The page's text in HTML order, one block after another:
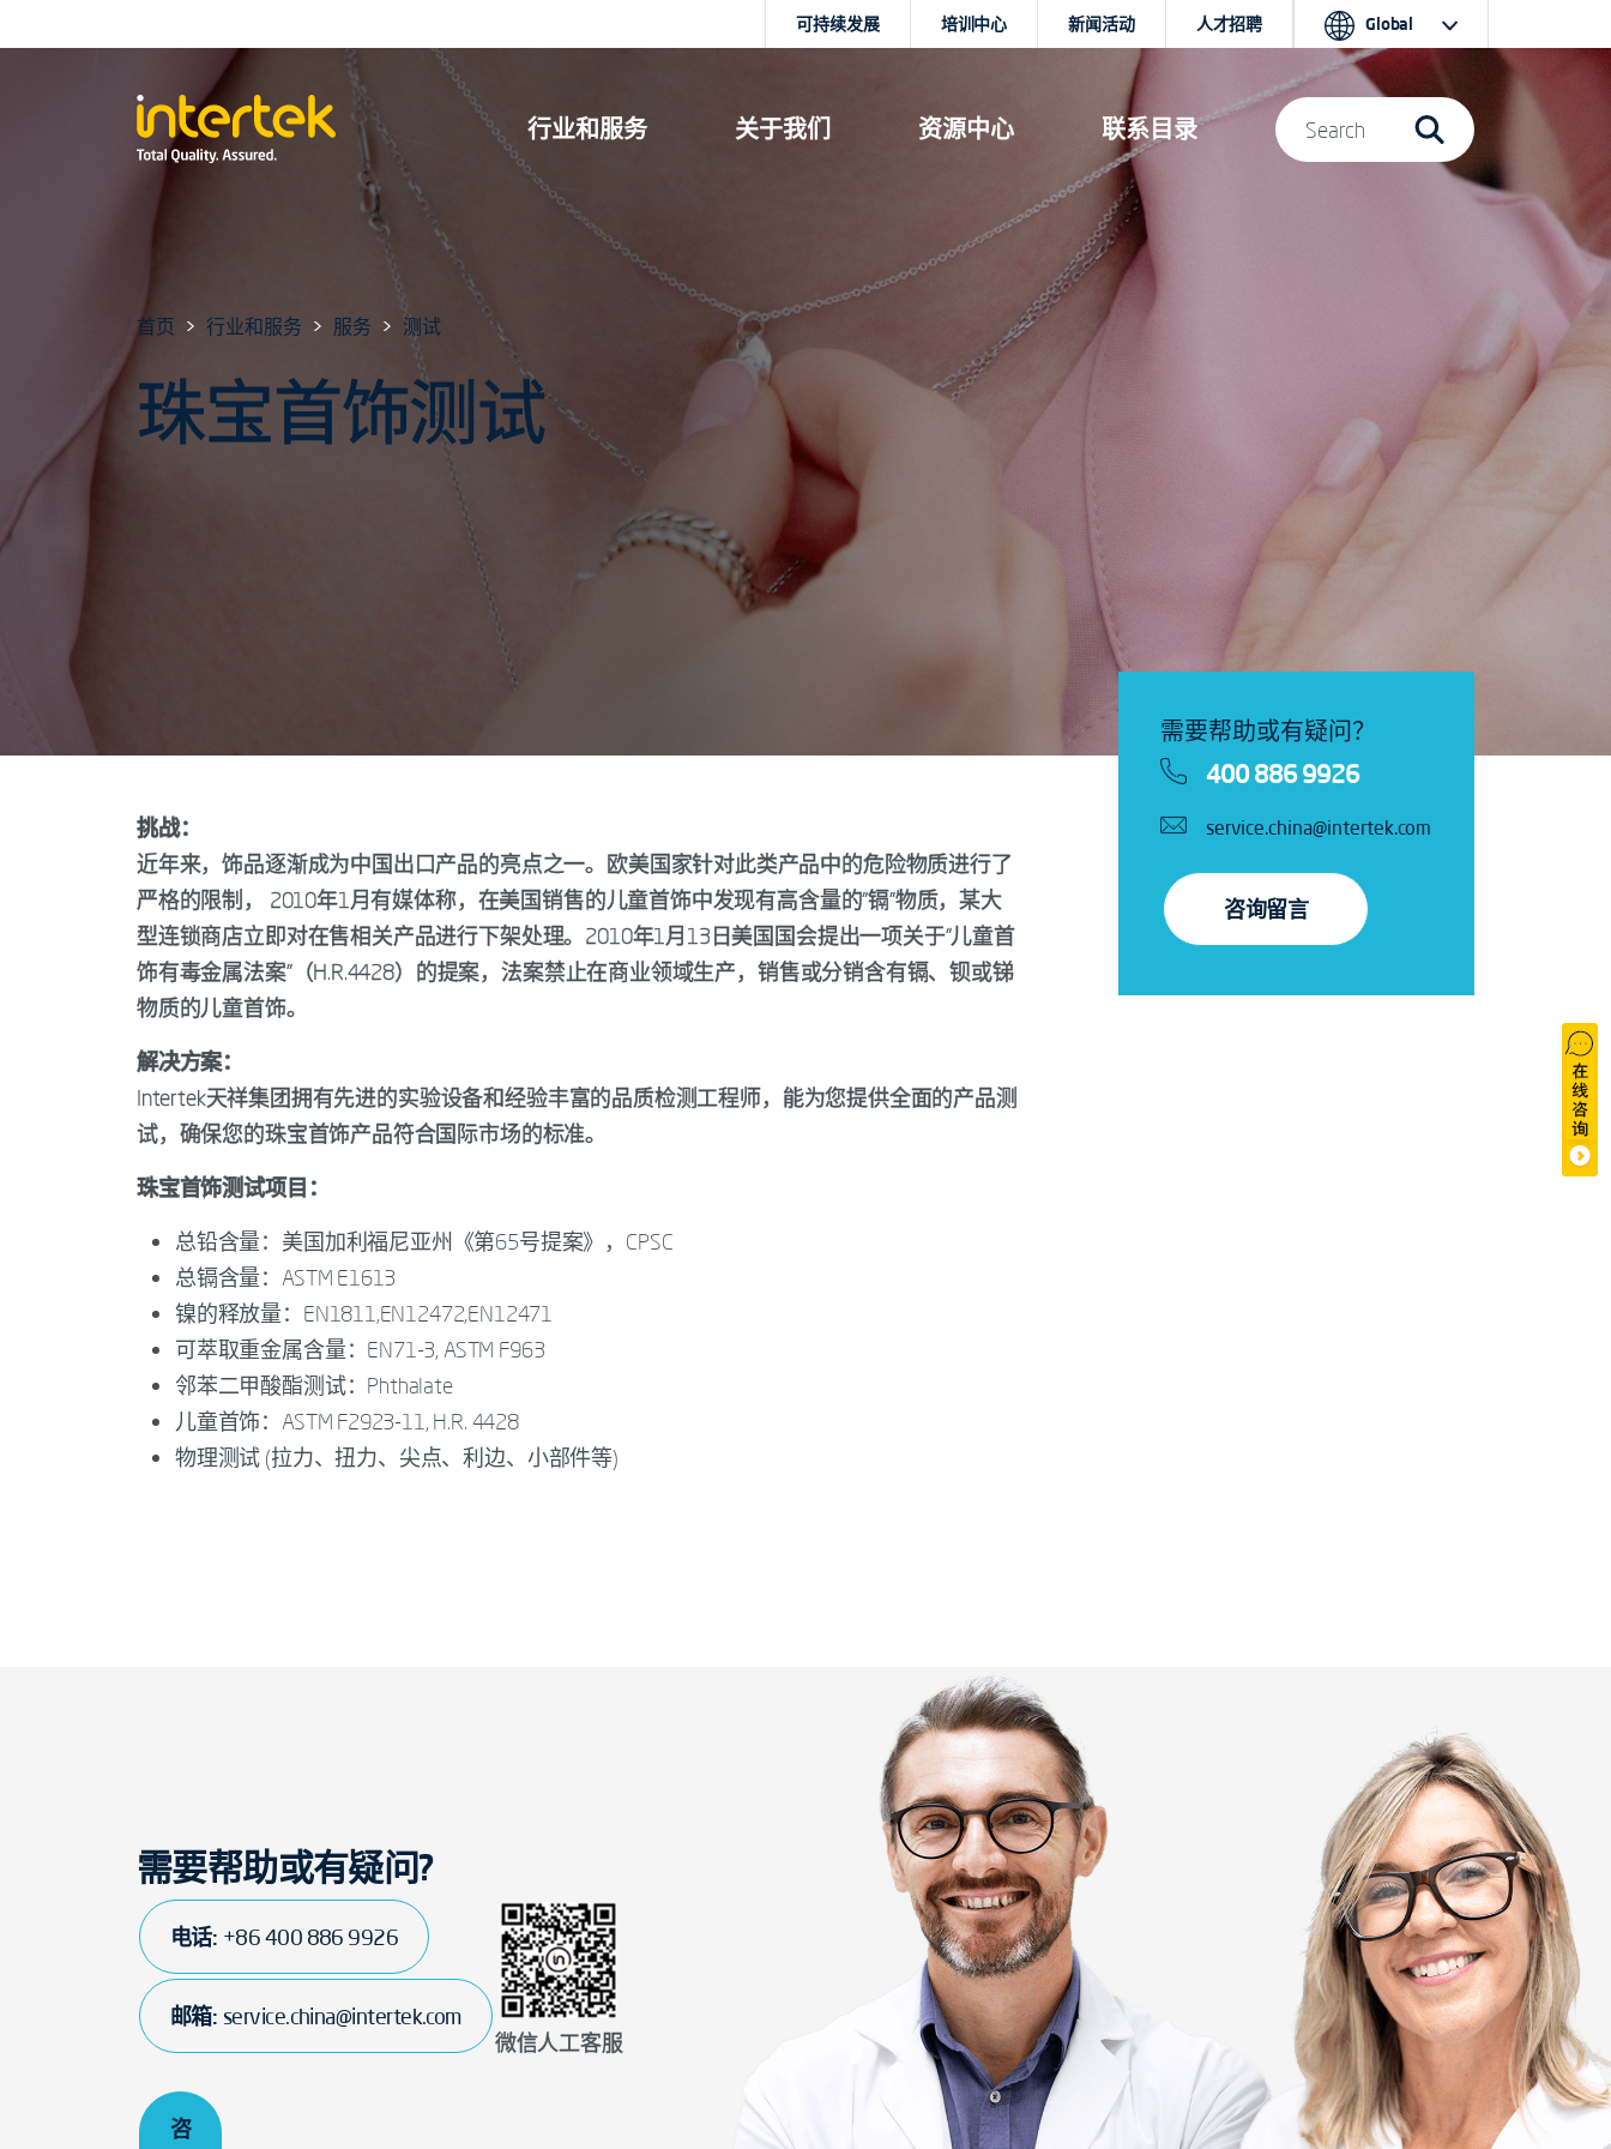
行业和服务 关于我们 资源中心 联系目录
可持续发展 培训中心 新闻活动 人才招聘 Global
Search
首页 行业和服务 服务 测试
珠宝首饰测试
挑战：
近年来，饰品逐渐成为中国出口产品的亮点之一。欧美国家针对此类产品中的危险物质进行了
严格的限制， 2010年1月有媒体称，在美国销售的儿童首饰中发现有高含量的“镉”物质，某大
型连锁商店立即对在售相关产品进行下架处理。2010年1月13日美国国会提出一项关于“儿童首
饰有毒金属法案”（H.R.4428）的提案，法案禁止在商业领域生产，销售或分销含有镉、钡或锑
物质的儿童首饰。
解决方案：
Intertek天祥集团拥有先进的实验设备和经验丰富的品质检测工程师，能为您提供全面的产品测
试，确保您的珠宝首饰产品符合国际市场的标准。
珠宝首饰测试项目：
总铅含量：美国加利福尼亚州《第65号提案》，CPSC
总镉含量：ASTM E1613
镍的释放量：EN1811,EN12472,EN12471
可萃取重金属含量：EN71-3, ASTM F963
邻苯二甲酸酯测试：Phthalate
儿童首饰：ASTM F2923-11, H.R. 4428
物理测试 (拉力、扭力、尖点、利边、小部件等)
需要帮助或有疑问？
400 886 9926
service.china@intertek.com
咨询留言
需要帮助或有疑问?
电话: +86 400 886 9926
邮箱: service.china@intertek.com
微信人工客服
咨